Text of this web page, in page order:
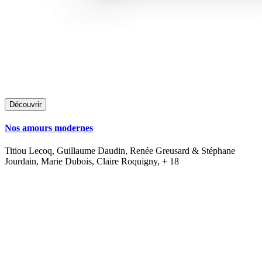
Découvrir
Nos amours modernes
Titiou Lecoq, Guillaume Daudin, Renée Greusard & Stéphane
Jourdain, Marie Dubois, Claire Roquigny, + 18